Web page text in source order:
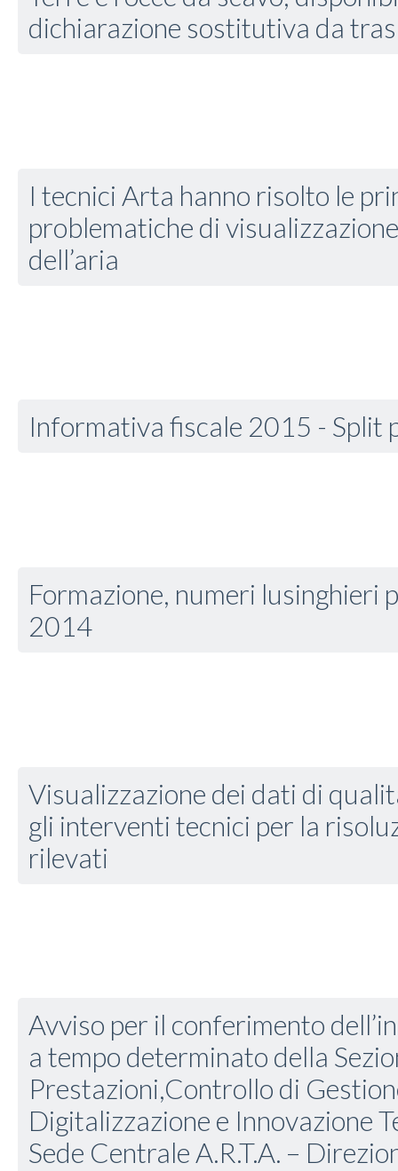
dichiarazione sostitutiva da
I tecnici Arta hanno risolto le
problematiche di
dell’aria
Informativa fiscale 2015 - Split
Formazione, numeri lusinghieri
2014
Visualizzazione dei dati di
gli interventi tecnici per la
rilevati
Avviso per il conferimento
a tempo determinato della
Prestazioni,Controllo di
Digitalizzazione e Innovazione
Sede Centrale A.R.T.A. –